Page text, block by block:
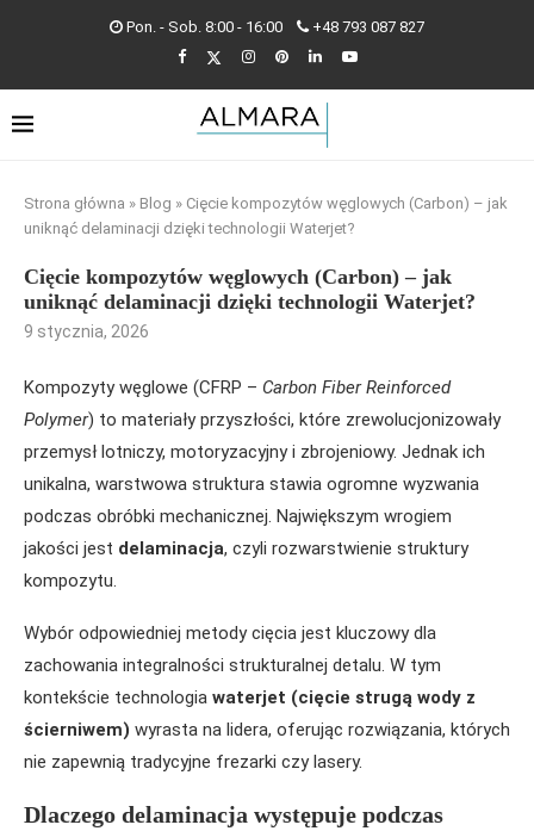
Pon. - Sob. 8:00 - 16:00 +48 793 087 827
Strona główna » Blog » Cięcie kompozytów węglowych (Carbon) – jak
uniknąć delaminacji dzięki technologii Waterjet?
Cięcie kompozytów węglowych (Carbon) – jak
uniknąć delaminacji dzięki technologii Waterjet?
9 stycznia, 2026
Kompozyty węglowe (CFRP – Carbon Fiber Reinforced
Polymer) to materiały przyszłości, które zrewolucjonizowały
przemysł lotniczy, motoryzacyjny i zbrojeniowy. Jednak ich
unikalna, warstwowa struktura stawia ogromne wyzwania
podczas obróbki mechanicznej. Największym wrogiem
jakości jest delaminacja, czyli rozwarstwienie struktury
kompozytu.
Wybór odpowiedniej metody cięcia jest kluczowy dla
zachowania integralności strukturalnej detalu. W tym
kontekście technologia waterjet (cięcie strugą wody z
ścierniwem) wyrasta na lidera, oferując rozwiązania, których
nie zapewnią tradycyjne frezarki czy lasery.
Dlaczego delaminacja występuje podczas